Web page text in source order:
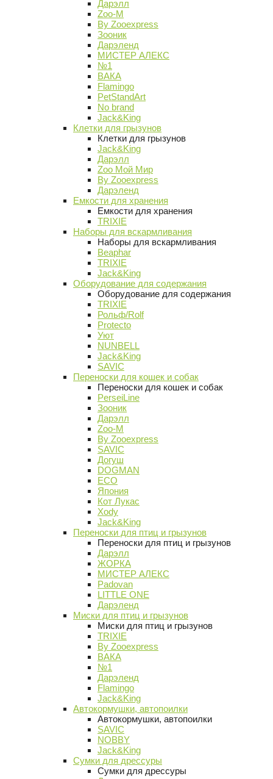
Дарэлл
Zoo-M
By Zooexpress
Зооник
Дарэленд
МИСТЕР АЛЕКС
№1
ВАКА
Flamingo
PetStandArt
No brand
Jack&King
Клетки для грызунов
Клетки для грызунов
Jack&King
Дарэлл
Zoo Мой Мир
By Zooexpress
Дарэленд
Емкости для хранения
Емкости для хранения
TRIXIE
Наборы для вскармливания
Наборы для вскармливания
Beaphar
TRIXIE
Jack&King
Оборудование для содержания
Оборудование для содержания
TRIXIE
Рольф/Rolf
Protecto
Уют
NUNBELL
Jack&King
SAVIC
Переноски для кошек и собак
Переноски для кошек и собак
PerseiLine
Зооник
Дарэлл
Zoo-M
By Zooexpress
SAVIC
Догуш
DOGMAN
ECO
Япония
Кот Лукас
Xody
Jack&King
Переноски для птиц и грызунов
Переноски для птиц и грызунов
Дарэлл
ЖОРКА
МИСТЕР АЛЕКС
Padovan
LITTLE ONE
Дарэленд
Миски для птиц и грызунов
Миски для птиц и грызунов
TRIXIE
By Zooexpress
ВАКА
№1
Дарэленд
Flamingo
Jack&King
Автокормушки, автопоилки
Автокормушки, автопоилки
SAVIC
NOBBY
Jack&King
Сумки для дрессуры
Сумки для дрессуры